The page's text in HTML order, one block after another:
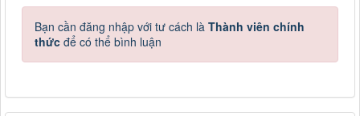
Bạn cần đăng nhập với tư cách là Thành viên chính
thức để có thể bình luận